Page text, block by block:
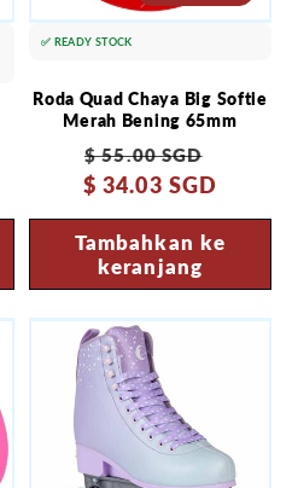
Roda Quad Chaya Big Softie
Merah Bening 65mm
Harga
reguler
$ 55.00 SGD
$ 34.03 SGD
Tambahkan ke
keranjang
✅ READY STOCK